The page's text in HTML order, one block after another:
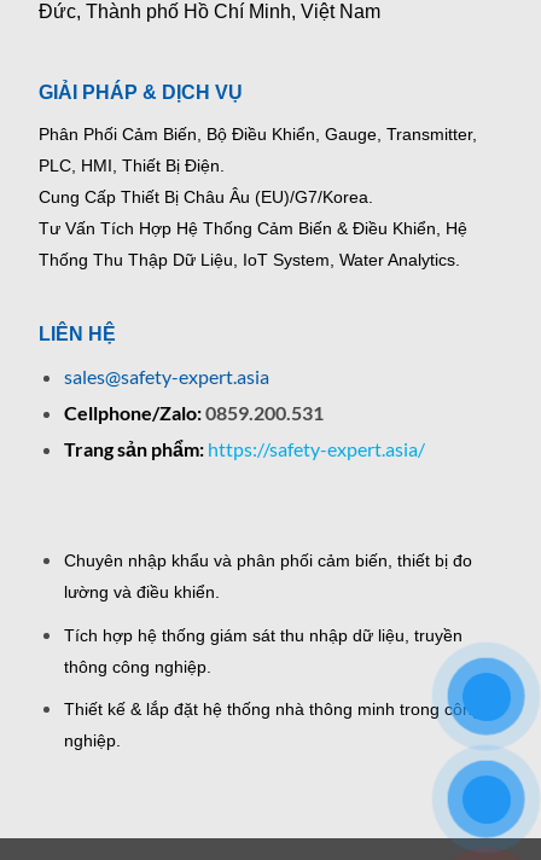
Đức, Thành phố Hồ Chí Minh, Việt Nam
GIẢI PHÁP & DỊCH VỤ
Phân Phối Cảm Biến, Bộ Điều Khiển, Gauge, Transmitter,
PLC, HMI, Thiết Bị Điện.
Cung Cấp Thiết Bị Châu Âu (EU)/G7/Korea.
Tư Vấn Tích Hợp Hệ Thống Cảm Biến & Điều Khiển, Hệ
Thống Thu Thập Dữ Liệu, IoT System, Water Analytics.
LIÊN HỆ
sales@safety-expert.asia
Cellphone/Zalo:0859.200.531
Trang sản phẩm: https://safety-expert.asia/
Chuyên nhập khẩu và phân phối cảm biến, thiết bị đo
lường và điều khiển.
Tích hợp hệ thống giám sát thu nhập dữ liệu, truyền
thông công nghiệp.
Thiết kế & lắp đặt hệ thống nhà thông minh trong công
nghiệp.